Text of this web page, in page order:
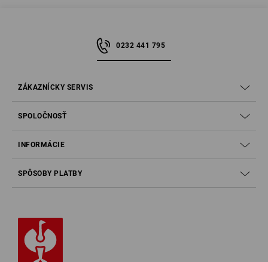
0232 441 795
ZÁKAZNÍCKY SERVIS
SPOLOČNOSŤ
INFORMÁCIE
SPÔSOBY PLATBY